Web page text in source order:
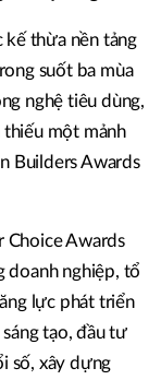
kế thừa nền tảng
suốt ba mùa
nghệ tiêu dùng,
một mảnh
Builders Awards
Choice Awards
doanh nghiệp, tổ
lực phát triển
tạo, đầu tư
số, xây dựng